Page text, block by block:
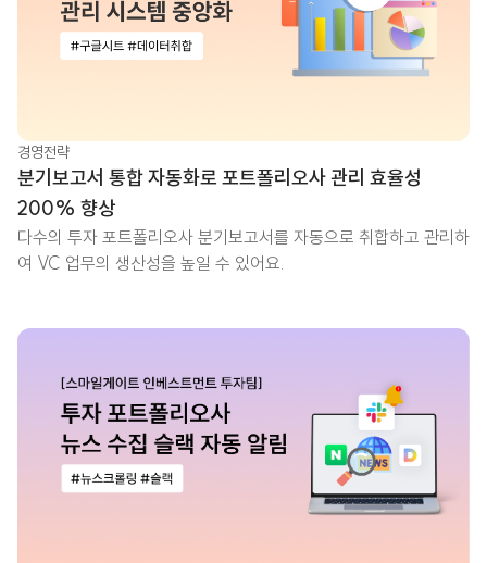
경영전략
분기보고서 통합 자동화로 포트폴리오사 관리 효율성
200% 향상
다수의 투자 포트폴리오사 분기보고서를 자동으로 취합하고 관리하
여 VC 업무의 생산성을 높일 수 있어요.